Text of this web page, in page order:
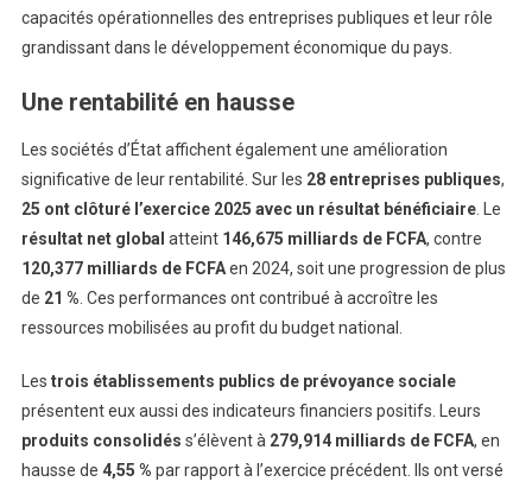
capacités opérationnelles des entreprises publiques et leur rôle
grandissant dans le développement économique du pays.
Une rentabilité en hausse
Les sociétés d’État affichent également une amélioration
significative de leur rentabilité. Sur les 28 entreprises publiques,
25 ont clôturé l’exercice 2025 avec un résultat bénéficiaire. Le
résultat net global atteint 146,675 milliards de FCFA, contre
120,377 milliards de FCFAen 2024, soit une progression de plus
de 21 % . Ces performances ont contribué à accroître les
ressources mobilisées au profit du budget national.
Les trois établissements publics de prévoyance sociale
présentent eux aussi des indicateurs financiers positifs. Leurs
produits consolidés s’élèvent à 279,914 milliards de FCFA, en
hausse de 4,55 % par rapport à l’exercice précédent. Ils ont versé